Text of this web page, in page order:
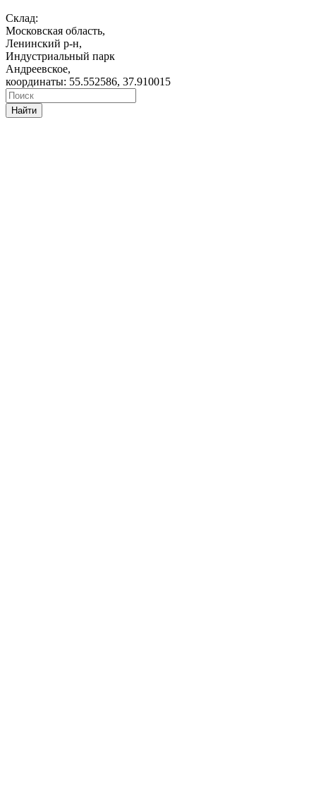
Склад:
Московская область,
Ленинский р-н,
Индустриальный парк
Андреевское,
координаты: 55.552586, 37.910015
Найти